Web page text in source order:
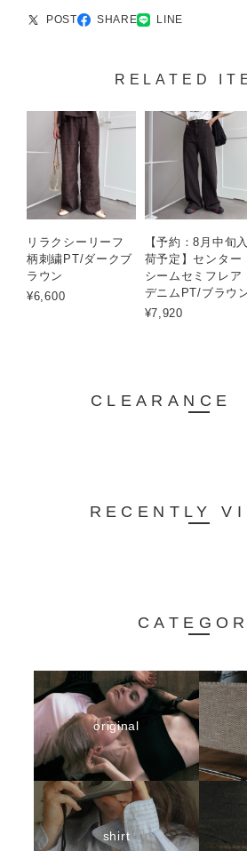
POST SHARE LINE
RELATED
リラクシーリーフ
柄刺繍PT/ダークブ
ラウン
¥6,600
【予約：8月中旬入
荷予定】センター
シームセミフレア
デニムPT/ブラウ
¥7,920
CLEARANCE
RECENTLY
original
shirt